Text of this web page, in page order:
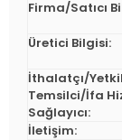
Firma/Satıcı
Üretici Bilgisi:
İthalatçı/
Temsilci/İfa
Sağlayıcı:
İletişim: